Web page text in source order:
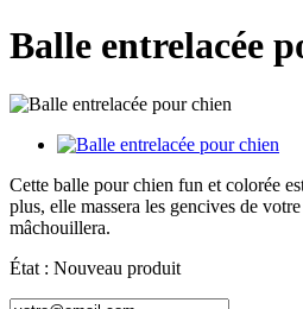
Balle entrelacée
Cette balle pour chien fun et colorée
plus, elle massera les gencives de
mâchouillera.
État : Nouveau produit